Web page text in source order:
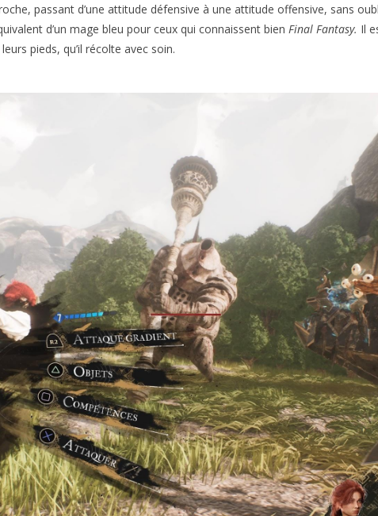
passant d’une attitude défensive à une attitude offensive, sans
d’un mage bleu pour ceux qui connaissent bien Final Fantasy. Il
pieds, qu’il récolte avec soin.